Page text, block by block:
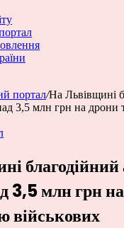
портал/На Львівщині
3,5 млн грн на дрони
благодійний
3,5 млн грн
військових